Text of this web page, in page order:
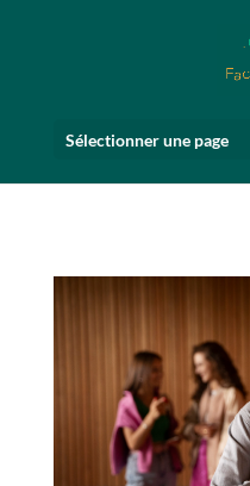
Sélectionner une page